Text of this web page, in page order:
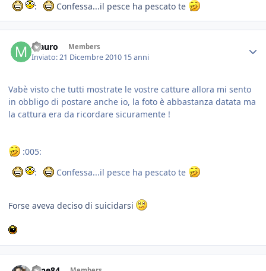
:
Confessa...il pesce ha pescato te
Mauro Members
Inviato:21 Dicembre 2010 15 anni
Vabè visto che tutti mostrate le vostre catture allora mi sento
in obbligo di postare anche io, la foto è abbastanza datata ma
la cattura era da ricordare sicuramente !
:005:
:
Confessa...il pesce ha pescato te
Forse aveva deciso di suicidarsi